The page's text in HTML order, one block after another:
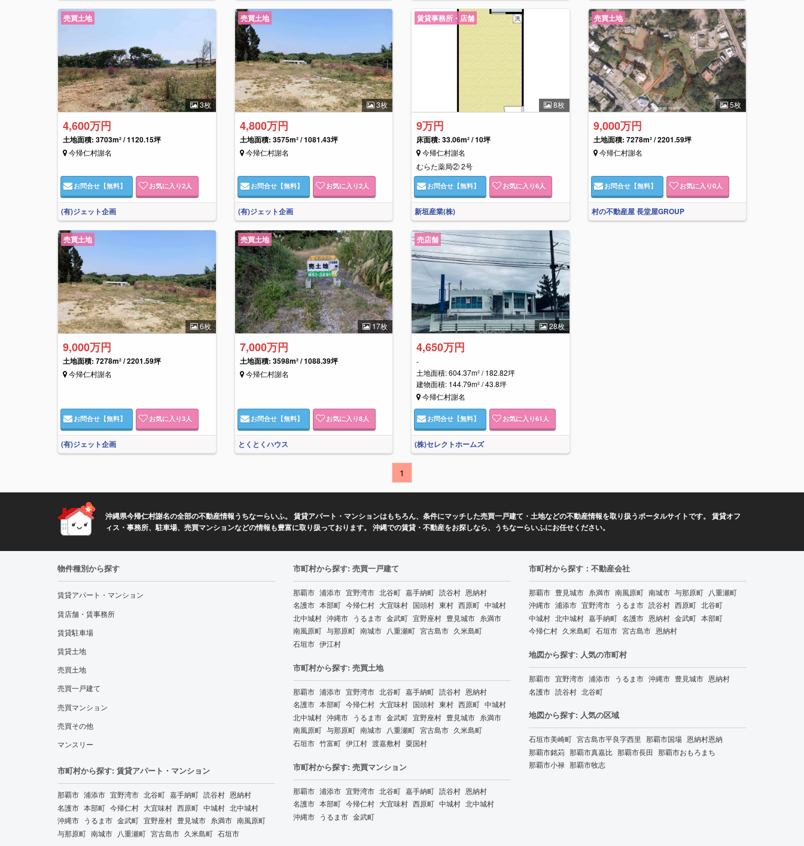
3枚
売買土地
4,600万円
土地面積: 3703m² / 1120.15坪
今帰仁村謝名
お問合せ 【無料】 お気に入り2 人
(有)ジェット企画
3枚
売買土地
4,800万円
土地面積: 3575m² / 1081.43坪
今帰仁村謝名
お問合せ【無料】 お気に入り2人
(有)ジェット企画
8枚
賃貸事務所・店舗
9万円
床面積: 33.06m² / 10坪
今帰仁村謝名
むらた薬局② 2号
お問合せ 【無料】 お気に入り6 人
新垣産業(株)
5枚
売買土地
9,000万円
土地面積: 7278m² / 2201.59坪
今帰仁村謝名
お問合せ【無料】 お気に入り0人
村の不動産屋 長堂屋GROUP
6枚
売買土地
9,000万円
土地面積: 7278m² / 2201.59坪
今帰仁村謝名
お問合せ 【無料】 お気に入り3 人
(有)ジェット企画
17枚
売買土地
7,000万円
土地面積: 3598m² / 1088.39坪
今帰仁村謝名
お問合せ【無料】 お気に入り8人
とくとくハウス
28枚
売店舗
4,650万円
-
土地面積: 604.37m² / 182.82坪
建物面積: 144.79m² / 43.8坪
今帰仁村謝名
お問合せ 【無料】 お気に入り61 人
(株)セレクトホームズ
1
沖縄県今帰仁村謝名の全部の不動産情報うちなーらいふ。 賃貸アパート・マンションはもちろん、条件にマッチした売買一戸建て・土地などの不動産情報を取り扱うポータルサイトです。 賃貸オフ
ィス・事務所、駐車場、売買マンションなどの情報も豊富に取り扱っております。 沖縄での賃貸・不動産をお探しなら、うちなーらいふにお任せください。
物件種別から探す
賃貸アパート・マンション
賃店舗・賃事務所
賃貸駐車場
賃貸土地
売買土地
売買一戸建て
売買マンション
売買その他
マンスリー
市町村から探す: 賃貸アパート・マンション
那覇市 浦添市 宜野湾市 北谷町 嘉手納町 読谷村 恩納村
名護市 本部町 今帰仁村 大宜味村 西原町 中城村 北中城村
沖縄市 うるま市 金武町 宜野座村 豊見城市 糸満市 南風原町
与那原町 南城市 八重瀬町 宮古島市 久米島町 石垣市
市町村から探す: 売買一戸建て
那覇市 浦添市 宜野湾市 北谷町 嘉手納町 読谷村 恩納村
名護市 本部町 今帰仁村 大宜味村 国頭村 東村 西原町 中城村
北中城村 沖縄市 うるま市 金武町 宜野座村 豊見城市 糸満市
南風原町 与那原町 南城市 八重瀬町 宮古島市 久米島町
石垣市 伊江村
市町村から探す: 売買土地
那覇市 浦添市 宜野湾市 北谷町 嘉手納町 読谷村 恩納村
名護市 本部町 今帰仁村 大宜味村 国頭村 東村 西原町 中城村
北中城村 沖縄市 うるま市 金武町 宜野座村 豊見城市 糸満市
南風原町 与那原町 南城市 八重瀬町 宮古島市 久米島町
石垣市 竹富町 伊江村 渡嘉敷村 粟国村
市町村から探す: 売買マンション
那覇市 浦添市 宜野湾市 北谷町 嘉手納町 読谷村 恩納村
名護市 本部町 今帰仁村 大宜味村 西原町 中城村 北中城村
沖縄市 うるま市 金武町
市町村から探す：不動産会社
那覇市 豊見城市 糸満市 南風原町 南城市 与那原町 八重瀬町
沖縄市 浦添市 宜野湾市 うるま市 読谷村 西原町 北谷町
中城村 北中城村 嘉手納町 名護市 恩納村 金武町 本部町
今帰仁村 久米島町 石垣市 宮古島市 恩納村
地図から探す: 人気の市町村
那覇市 宜野湾市 浦添市 うるま市 沖縄市 豊見城市 恩納村
名護市 読谷村 北谷町
地図から探す: 人気の区域
石垣市美崎町 宮古島市平良字西里 那覇市国場 恩納村恩納
那覇市銘苅 那覇市真嘉比 那覇市長田 那覇市おもろまち
那覇市小禄 那覇市牧志